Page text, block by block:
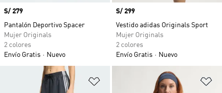
Precio
S/ 279
Pantalón Deportivo Spacer
Mujer Originals
2 colores
Envío Gratis
Nuevo
Precio
S/ 299
Vestido adidas Originals Sport
Mujer Originals
2 colores
Envío Gratis
Nuevo
Añadir a la lista de deseos